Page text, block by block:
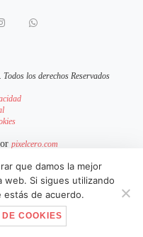
los derechos Reservados
pixelcero.com
que damos la mejor
web. Si sigues utilizando
estás de acuerdo.
COOKIES